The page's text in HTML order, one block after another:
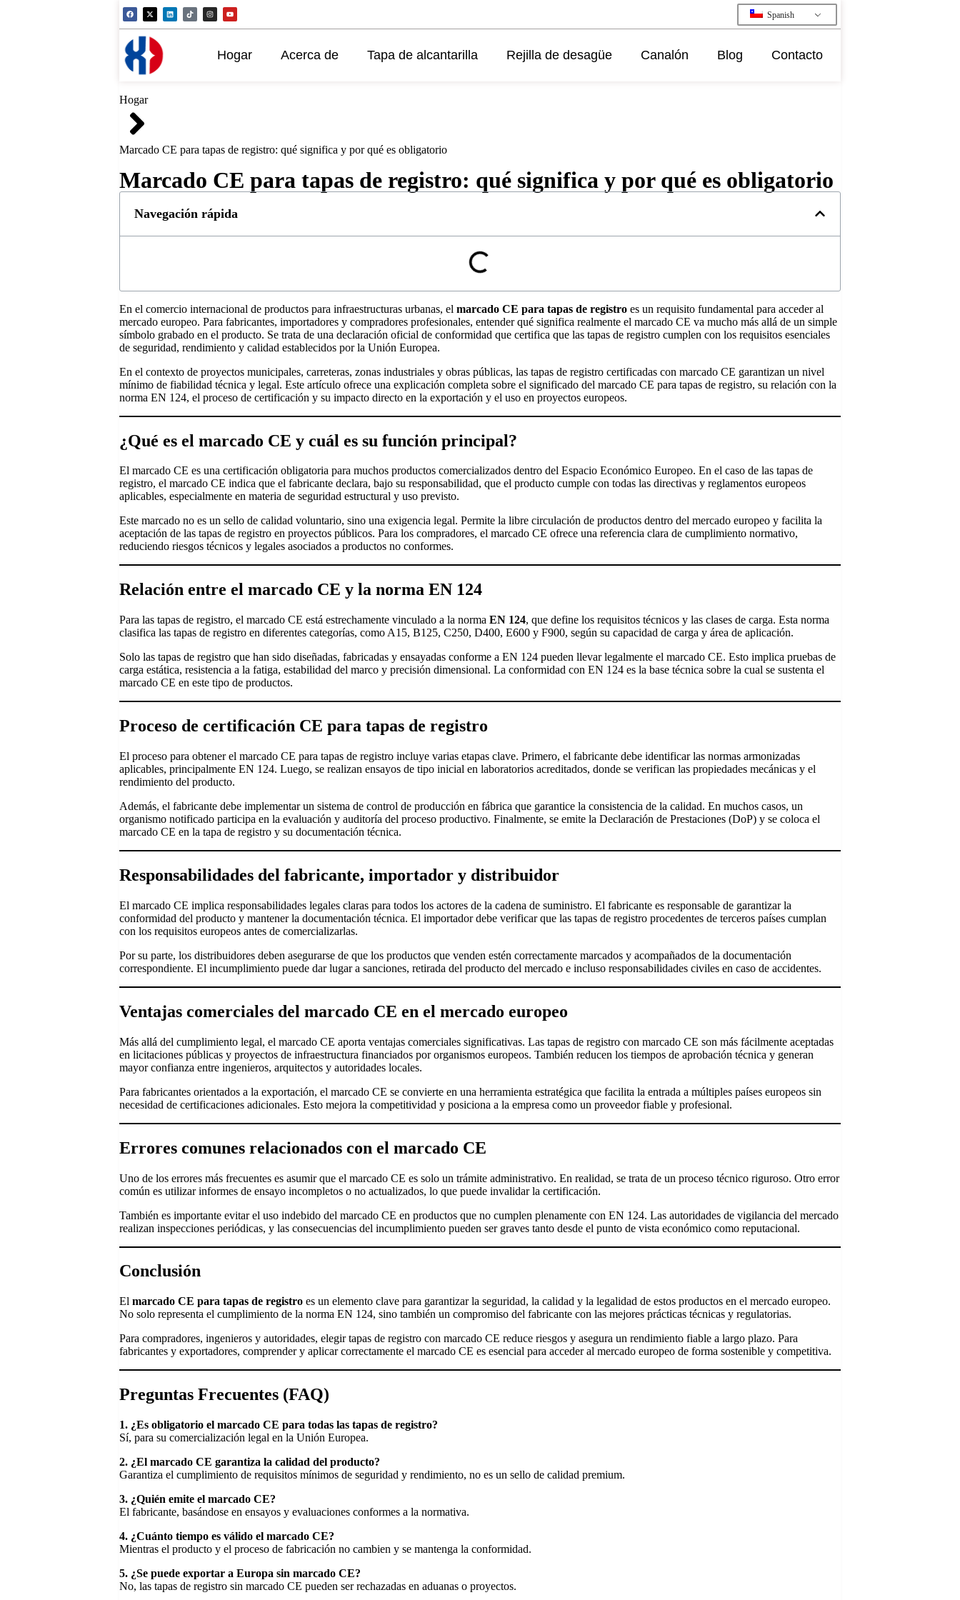
Spanish
Hogar Acerca de Tapa de alcantarilla Rejilla de desagüe Canalón Blog Contacto
Hogar
Marcado CE para tapas de registro: qué significa y por qué es obligatorio
Marcado CE para tapas de registro: qué significa y por qué es obligatorio
Navegación rápida
En el comercio internacional de productos para infraestructuras urbanas, el marcado CE para tapas de registro es un requisito fundamental para acceder al
mercado europeo. Para fabricantes, importadores y compradores profesionales, entender qué significa realmente el marcado CE va mucho más allá de un simple
símbolo grabado en el producto. Se trata de una declaración oficial de conformidad que certifica que las tapas de registro cumplen con los requisitos esenciales
de seguridad, rendimiento y calidad establecidos por la Unión Europea.
En el contexto de proyectos municipales, carreteras, zonas industriales y obras públicas, las tapas de registro certificadas con marcado CE garantizan un nivel
mínimo de fiabilidad técnica y legal. Este artículo ofrece una explicación completa sobre el significado del marcado CE para tapas de registro, su relación con la
norma EN 124, el proceso de certificación y su impacto directo en la exportación y el uso en proyectos europeos.
¿Qué es el marcado CE y cuál es su función principal?
El marcado CE es una certificación obligatoria para muchos productos comercializados dentro del Espacio Económico Europeo. En el caso de las tapas de
registro, el marcado CE indica que el fabricante declara, bajo su responsabilidad, que el producto cumple con todas las directivas y reglamentos europeos
aplicables, especialmente en materia de seguridad estructural y uso previsto.
Este marcado no es un sello de calidad voluntario, sino una exigencia legal. Permite la libre circulación de productos dentro del mercado europeo y facilita la
aceptación de las tapas de registro en proyectos públicos. Para los compradores, el marcado CE ofrece una referencia clara de cumplimiento normativo,
reduciendo riesgos técnicos y legales asociados a productos no conformes.
Relación entre el marcado CE y la norma EN 124
Para las tapas de registro, el marcado CE está estrechamente vinculado a la norma EN 124, que define los requisitos técnicos y las clases de carga. Esta norma
clasifica las tapas de registro en diferentes categorías, como A15, B125, C250, D400, E600 y F900, según su capacidad de carga y área de aplicación.
Solo las tapas de registro que han sido diseñadas, fabricadas y ensayadas conforme a EN 124 pueden llevar legalmente el marcado CE. Esto implica pruebas de
carga estática, resistencia a la fatiga, estabilidad del marco y precisión dimensional. La conformidad con EN 124 es la base técnica sobre la cual se sustenta el
marcado CE en este tipo de productos.
Proceso de certificación CE para tapas de registro
El proceso para obtener el marcado CE para tapas de registro incluye varias etapas clave. Primero, el fabricante debe identificar las normas armonizadas
aplicables, principalmente EN 124. Luego, se realizan ensayos de tipo inicial en laboratorios acreditados, donde se verifican las propiedades mecánicas y el
rendimiento del producto.
Además, el fabricante debe implementar un sistema de control de producción en fábrica que garantice la consistencia de la calidad. En muchos casos, un
organismo notificado participa en la evaluación y auditoría del proceso productivo. Finalmente, se emite la Declaración de Prestaciones (DoP) y se coloca el
marcado CE en la tapa de registro y su documentación técnica.
Responsabilidades del fabricante, importador y distribuidor
El marcado CE implica responsabilidades legales claras para todos los actores de la cadena de suministro. El fabricante es responsable de garantizar la
conformidad del producto y mantener la documentación técnica. El importador debe verificar que las tapas de registro procedentes de terceros países cumplan
con los requisitos europeos antes de comercializarlas.
Por su parte, los distribuidores deben asegurarse de que los productos que venden estén correctamente marcados y acompañados de la documentación
correspondiente. El incumplimiento puede dar lugar a sanciones, retirada del producto del mercado e incluso responsabilidades civiles en caso de accidentes.
Ventajas comerciales del marcado CE en el mercado europeo
Más allá del cumplimiento legal, el marcado CE aporta ventajas comerciales significativas. Las tapas de registro con marcado CE son más fácilmente aceptadas
en licitaciones públicas y proyectos de infraestructura financiados por organismos europeos. También reducen los tiempos de aprobación técnica y generan
mayor confianza entre ingenieros, arquitectos y autoridades locales.
Para fabricantes orientados a la exportación, el marcado CE se convierte en una herramienta estratégica que facilita la entrada a múltiples países europeos sin
necesidad de certificaciones adicionales. Esto mejora la competitividad y posiciona a la empresa como un proveedor fiable y profesional.
Errores comunes relacionados con el marcado CE
Uno de los errores más frecuentes es asumir que el marcado CE es solo un trámite administrativo. En realidad, se trata de un proceso técnico riguroso. Otro error
común es utilizar informes de ensayo incompletos o no actualizados, lo que puede invalidar la certificación.
También es importante evitar el uso indebido del marcado CE en productos que no cumplen plenamente con EN 124. Las autoridades de vigilancia del mercado
realizan inspecciones periódicas, y las consecuencias del incumplimiento pueden ser graves tanto desde el punto de vista económico como reputacional.
Conclusión
El marcado CE para tapas de registro es un elemento clave para garantizar la seguridad, la calidad y la legalidad de estos productos en el mercado europeo.
No solo representa el cumplimiento de la norma EN 124, sino también un compromiso del fabricante con las mejores prácticas técnicas y regulatorias.
Para compradores, ingenieros y autoridades, elegir tapas de registro con marcado CE reduce riesgos y asegura un rendimiento fiable a largo plazo. Para
fabricantes y exportadores, comprender y aplicar correctamente el marcado CE es esencial para acceder al mercado europeo de forma sostenible y competitiva.
Preguntas Frecuentes (FAQ)
1. ¿Es obligatorio el marcado CE para todas las tapas de registro?
Sí, para su comercialización legal en la Unión Europea.
2. ¿El marcado CE garantiza la calidad del producto?
Garantiza el cumplimiento de requisitos mínimos de seguridad y rendimiento, no es un sello de calidad premium.
3. ¿Quién emite el marcado CE?
El fabricante, basándose en ensayos y evaluaciones conformes a la normativa.
4. ¿Cuánto tiempo es válido el marcado CE?
Mientras el producto y el proceso de fabricación no cambien y se mantenga la conformidad.
5. ¿Se puede exportar a Europa sin marcado CE?
No, las tapas de registro sin marcado CE pueden ser rechazadas en aduanas o proyectos.